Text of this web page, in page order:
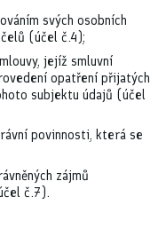
svých osobních
(účel č.4);
jejíž smluvní
opatření přijatých
subjektu údajů (účel
povinnosti, která se
zájmů
č.7).